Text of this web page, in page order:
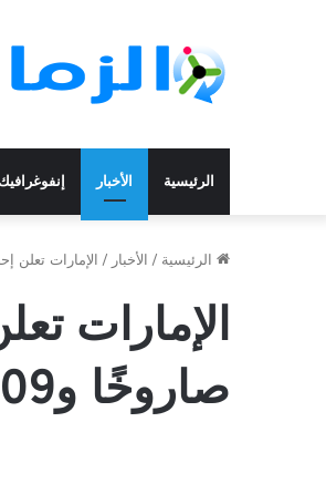
الرئيسية الأخبار إنفوغرافيك
الرئيسية / الأخبار / الإمارات تعلن إحباط
صاروخًا و209 مسيّرات